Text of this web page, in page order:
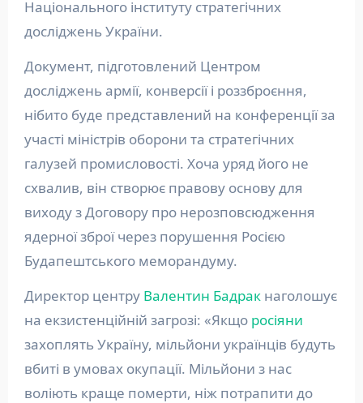
Національного інституту стратегічних
досліджень України.
Документ, підготовлений Центром
досліджень армії, конверсії і роззброєння,
нібито буде представлений на конференції за
участі міністрів оборони та стратегічних
галузей промисловості. Хоча уряд його не
схвалив, він створює правову основу для
виходу з Договору про нерозповсюдження
ядерної зброї через порушення Росією
Будапештського меморандуму.
Директор центру Валентин Бадракнаголошує
на екзистенційній загрозі: «Якщо росіяни
захоплять Україну, мільйони українців будуть
вбиті в умовах окупації. Мільйони з нас
воліють краще померти, ніж потрапити до